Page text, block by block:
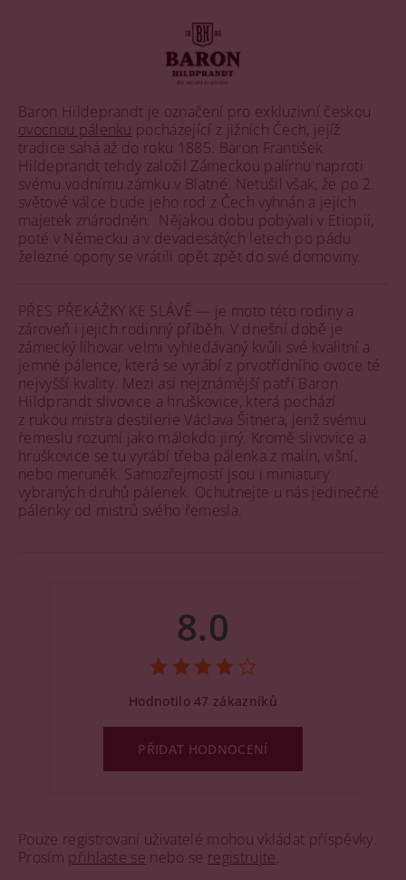
Baron Hildeprandt je označení pro exkluzivní českou
ovocnou pálenku pocházející z jižních Čech, jejíž
tradice sahá až do roku 1885. Baron František
Hildeprandt tehdy založil Zámeckou palírnu naproti
svému vodnímu zámku v Blatné. Netušil však, že po 2.
světové válce bude jeho rod z Čech vyhnán a jejich
majetek znárodněn. Nějakou dobu pobývali v Etiopii,
poté v Německu a v devadesátých letech po pádu
železné opony se vrátili opět zpět do své domoviny.
PŘES PŘEKÁŽKY KE SLÁVĚ — je moto této rodiny a
zároveň i jejich rodinný příběh. V dnešní době je
zámecký lihovar velmi vyhledávaný kvůli své kvalitní a
jemné pálence, která se vyrábí z prvotřídního ovoce té
nejvyšší kvality. Mezi asi nejznámější patří Baron
Hildprandt slivovice a hruškovice, která pochází
z rukou mistra destilerie Václava Šitnera, jenž svému
řemeslu rozumí jako málokdo jiný. Kromě slivovice a
hruškovice se tu vyrábí třeba pálenka z malin, višní,
nebo meruněk. Samozřejmostí jsou i miniatury
vybraných druhů pálenek. Ochutnejte u nás jedinečné
pálenky od mistrů svého řemesla.
Pouze registrovaní uživatelé mohou vkládat příspěvky.
Prosím přihlaste se nebo se registrujte
8.0
Hodnotilo 47 zákazníků
PŘIDAT HODNOCENÍ